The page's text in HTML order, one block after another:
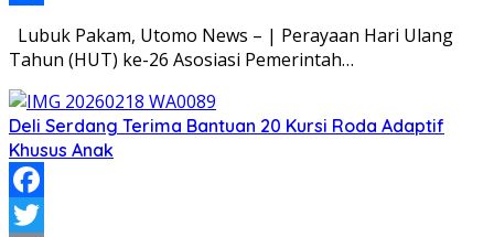
Share
Lubuk Pakam, Utomo News – | Perayaan Hari Ulang
Tahun (HUT) ke-26 Asosiasi Pemerintah…
Deli Serdang Terima Bantuan 20 Kursi Roda Adaptif
Khusus Anak
Facebook